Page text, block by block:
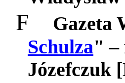
F
Gazeta
Schulza" –
Józefczuk